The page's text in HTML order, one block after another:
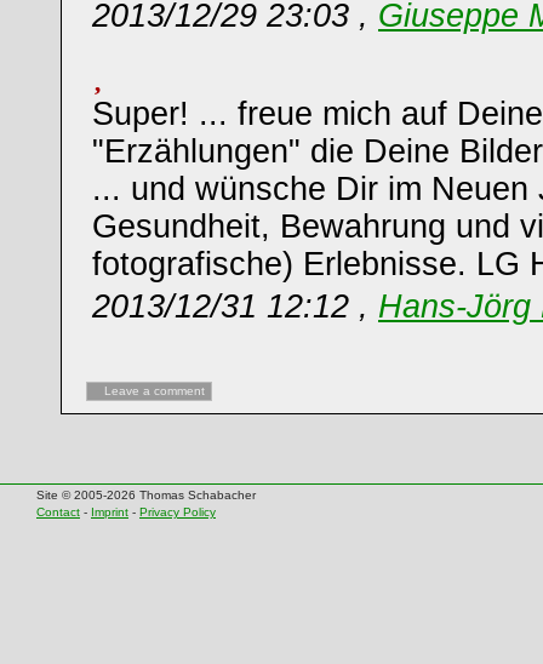
2013/12/29 23:03 , Giuseppe
Super! ... freue mich auf
"Erzählungen" die Deine
... und wünsche Dir im Neuen
Gesundheit, Bewahrung und
fotografische) Erlebnisse. LG
2013/12/31 12:12 , Hans-Jörg
Leave a comment
Site © 2005-2026 Thomas Schabacher
Contact - Imprint - Privacy Policy